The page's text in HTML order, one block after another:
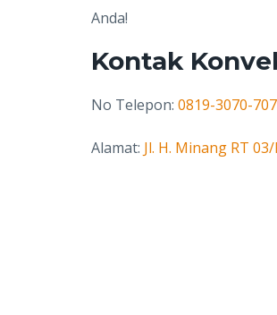
Anda!
Kontak
No Telepon: 0819-3070-
Alamat: Jl. H. Minang RT